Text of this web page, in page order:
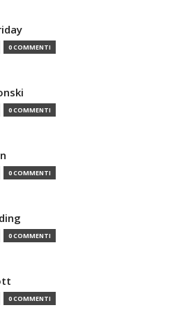
0 COMMENTI
0 COMMENTI
0 COMMENTI
0 COMMENTI
0 COMMENTI